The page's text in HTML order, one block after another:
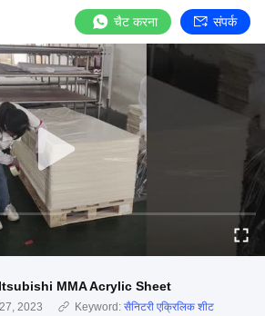
चैट करना संपर्क
MMA Acrylic Sheet
2023 Keyword: सैनिटरी एक्रिलिक शीट